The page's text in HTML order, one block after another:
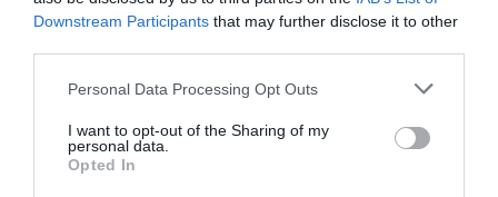
Downstream Participants that may further disclose it to other
Personal Data Processing Opt Outs
I want to opt-out of the Sharing of my
personal data.
Opted In
Κρεωνίδης, Αθήνα, 1979· Yiayiannos – Titanium Gallery,
Αθήνα, 1998· Yiayiannos – Titanium Gallery, Αθήνα, 2004·
Πολιτιστικό Κέντρο «Μελίνα» Δήμου Αθηναίων, Αθήνα,
2025. Έχει συμμετάσχει σε πέντε πανελλήνιες εκθέσεις
Συμπαράσταση στο Μεξικό, Μουσείο Βορρέ, Παιανία
Αττικής, 1986· Σύγχρονη Ελληνική Τέχνη, Σόφια, 1987·